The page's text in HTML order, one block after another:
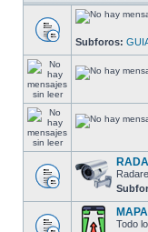
Subforos:
Todo